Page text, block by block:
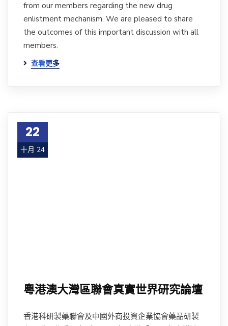
from our members regarding the new drug
enlistment mechanism. We are pleased to share
the outcomes of this important discussion with all
members.
查看更多
22
十月 24
粵港澳大灣區聯會真實世界研究論壇
香港科研製藥聯會及中國外商投資企業協會藥品研製